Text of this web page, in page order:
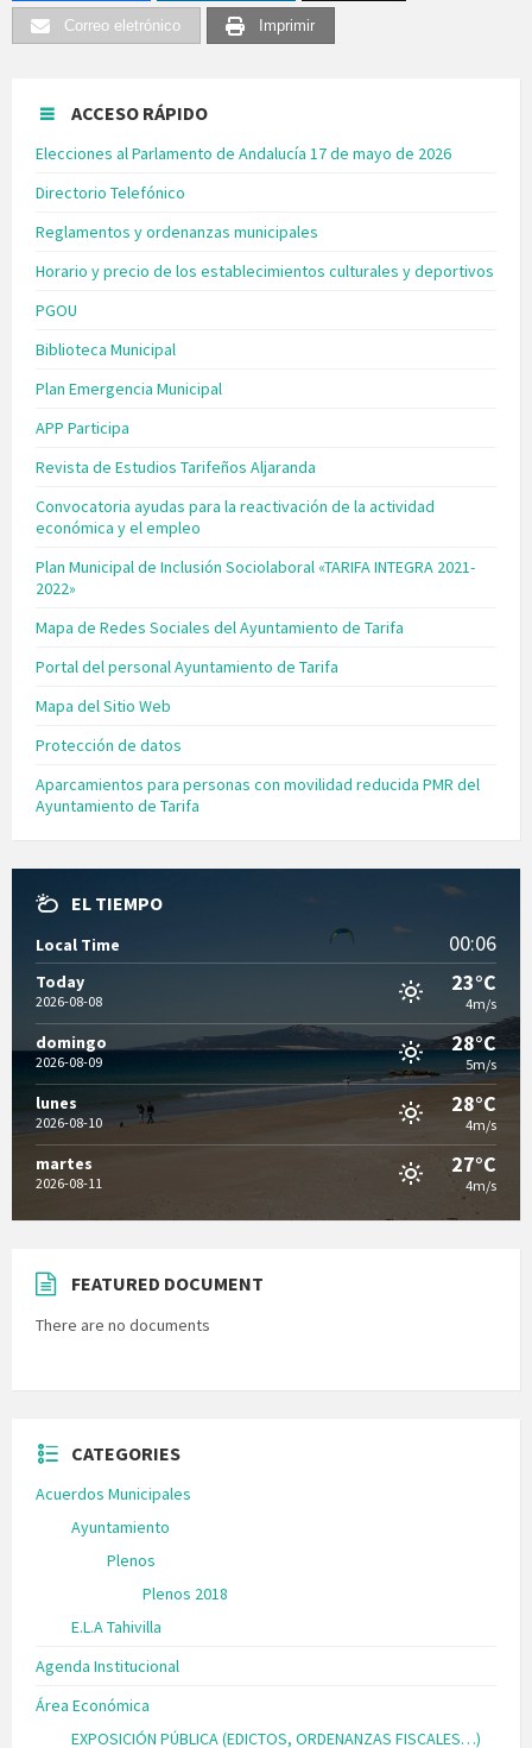
Correo eletrónico Imprimir
ACCESO RÁPIDO
Elecciones al Parlamento de Andalucía 17 de mayo de 2026
Directorio Telefónico
Reglamentos y ordenanzas municipales
Horario y precio de los establecimientos culturales y deportivos
PGOU
Biblioteca Municipal
Plan Emergencia Municipal
APP Participa
Revista de Estudios Tarifeños Aljaranda
Convocatoria ayudas para la reactivación de la actividad
económica y el empleo
Plan Municipal de Inclusión Sociolaboral «TARIFA INTEGRA 2021-
2022»
Mapa de Redes Sociales del Ayuntamiento de Tarifa
Portal del personal Ayuntamiento de Tarifa
Mapa del Sitio Web
Protección de datos
Aparcamientos para personas con movilidad reducida PMR del
Ayuntamiento de Tarifa
EL TIEMPO
Local Time 00:06
Today
2026-08-08
23°C
4m/s
domingo
2026-08-09
28°C
5m/s
lunes
2026-08-10
28°C
4m/s
martes
2026-08-11
27°C
4m/s
FEATURED DOCUMENT
There are no documents
CATEGORIES
Acuerdos Municipales
Ayuntamiento
Plenos
Plenos 2018
E.L.A Tahivilla
Agenda Institucional
Área Económica
EXPOSICIÓN PÚBLICA (EDICTOS, ORDENANZAS FISCALES…)